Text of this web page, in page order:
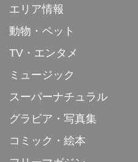
エリア情報
動物・ペット
TV・エンタメ
ミュージック
スーパーナチュラル
グラビア・写真集
コミック・絵本